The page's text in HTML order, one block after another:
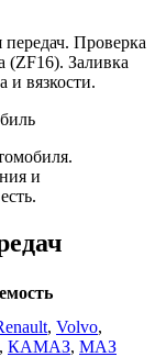
Проверка
(ZF16). Заливка
и вязкости.
и
, Volvo,
КАМАЗ, МАЗ